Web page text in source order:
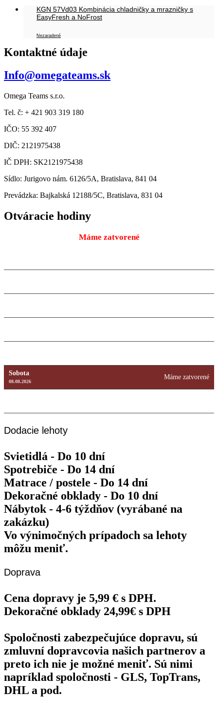
KGN 57Vd03 Kombinácia chladničky a mrazničky s
EasyFresh a NoFrost
Nezaradené
Kontaktné údaje
Info@omegateams.sk
Omega Teams s.r.o.
Tel. č: + 421 903 319 180
IČO: 55 392 407
DIČ: 2121975438
IČ DPH: SK2121975438
Sídlo: Jurigovo nám. 6126/5A, Bratislava, 841 04
Prevádzka: Bajkalská 12188/5C, Bratislava, 831 04
Otváracie hodiny
Máme zatvorené
Sobota
08.08.2026
Máme zatvorené
Dodacie lehoty
Svietidlá - Do 10 dní
Spotrebiče - Do 14 dní
Matrace / postele - Do 14 dní
Dekoračné obklady - Do 10 dní
Nábytok - 4-6 týždňov (vyrábané na
zakázku)
Vo výnimočných prípadoch sa lehoty
môžu meniť.
Doprava
Cena dopravy je 5,99 € s DPH.
Dekoračné obklady 24,99€ s DPH
Spoločnosti zabezpečujúce dopravu, sú
zmluvní dopravcovia našich partnerov a
preto ich nie je možné meniť. Sú nimi
napríklad spoločnosti - GLS, TopTrans,
DHL a pod.